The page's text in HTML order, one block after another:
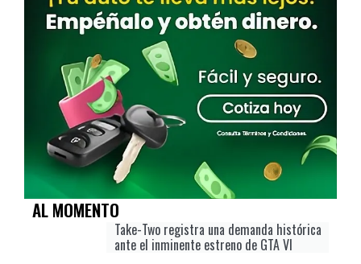
AL MOMENTO
Take-Two registra una demanda histórica
ante el inminente estreno de GTA VI